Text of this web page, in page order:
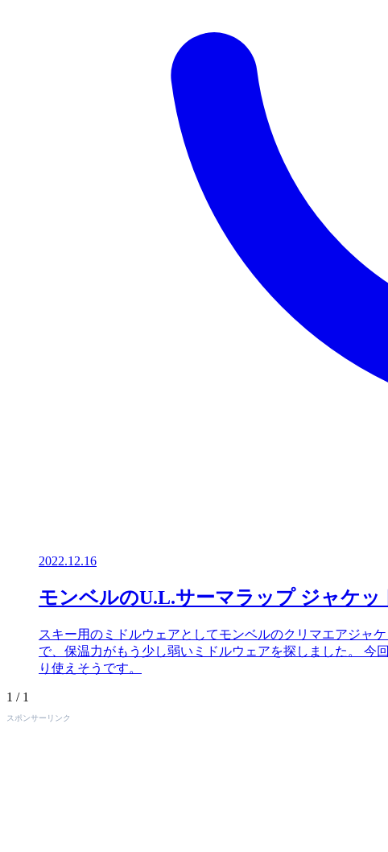
2022.12.16
モンベルのU.L.サーマラップ ジャケ
スキー用のミドルウェアとしてモンベルのクリマエアジャ
で、保温力がもう少し弱いミドルウェアを探しました。 今
り使えそうです。
1 / 1
スポンサーリンク